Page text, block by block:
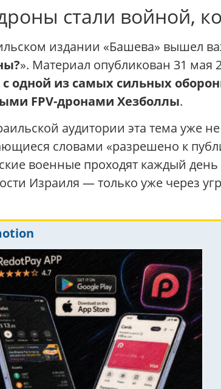
стали войной,
издании «Башева» вышел
». Материал опубликован 31 мая
с одной из самых сильных
FPV-дронами Хезболлы.
аудитории эта тема уже
словами «разрешено к
военные проходят каждый
Израиля — только уже через